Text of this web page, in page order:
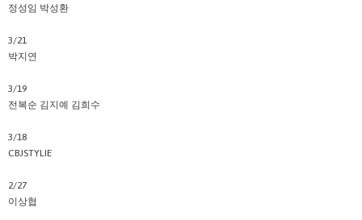
정성임 박성환
3/21
박지연
3/19
전복순 김지예 김희수
3/18
CBJSTYLIE
2/27
이상협